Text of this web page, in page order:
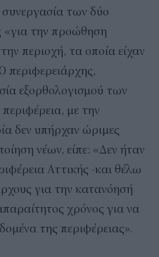
των δύο
«για την προώθηση
περιοχή, τα οποία είχαν
περιφερειάρχης,
εξορθολογισμού των
με την
δεν υπήρχαν ώριμες
νέων, είπε: «Δεν ήταν
Αττικής -και θέλω
για την κατανόησή
χρόνος για να
της περιφέρειας».